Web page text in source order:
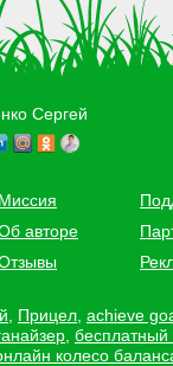
Сергей
Миссия
авторе
Прицел achieve
колесо